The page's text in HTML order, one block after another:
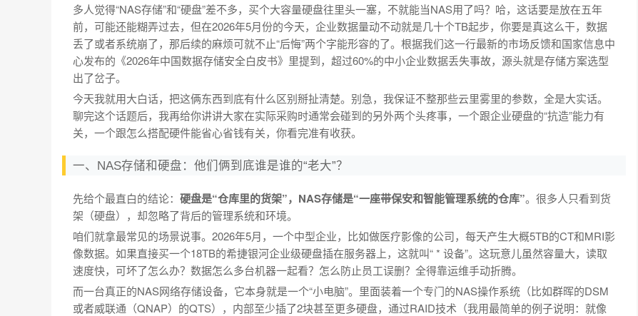
多人觉得“NAS存储”和“硬盘”差不多，买个大容量硬盘往里头一塞，不就能当NAS用了吗？哈，这话要是放在五年
前，可能还能糊弄过去，但在2026年5月份的今天，企业数据量动不动就是几十个TB起步，你要是真这么干，数据
丢了或者系统崩了，那后续的麻烦可就不止“后悔”两个字能形容的了。根据我们这一行最新的市场反馈和国家信息中
心发布的《2026年中国数据存储安全白皮书》里提到，超过60%的中小企业数据丢失事故，源头就是存储方案选型
出了岔子。
今天我就用大白话，把这俩东西到底有什么区别掰扯清楚。别急，我保证不整那些云里雾里的参数，全是大实话。
聊完这个话题后，我再给你讲讲大家在实际采购时通常会碰到的另外两个头疼事，一个跟企业硬盘的“抗造”能力有
关，一个跟怎么搭配硬件能省心省钱有关，你看完准有收获。
一、NAS存储和硬盘：他们俩到底谁是谁的“老大”？
先给个最直白的结论： 硬盘是“仓库里的货架”，NAS存储是“一座带保安和智能管理系统的仓库”。很多人只看到货
架（硬盘），却忽略了背后的管理系统和环境。
咱们就拿最常见的场景说事。2026年5月，一个中型企业，比如做医疗影像的公司，每天产生大概5TB的CT和MRI影
像数据。如果直接买一个18TB的希捷银河企业级硬盘插在服务器上，这就叫“ * 设备”。这玩意儿虽然容量大，读取
速度快，可坏了怎么办？数据怎么多台机器一起看？怎么防止员工误删？全得靠运维手动折腾。
而一台真正的NAS网络存储设备，它本身就是一个“小电脑”。里面装着一个专门的NAS操作系统（比如群晖的DSM
或者威联通（QNAP）的QTS），内部至少插了2块甚至更多硬盘，通过RAID技术（我用最简单的例子说明：就像